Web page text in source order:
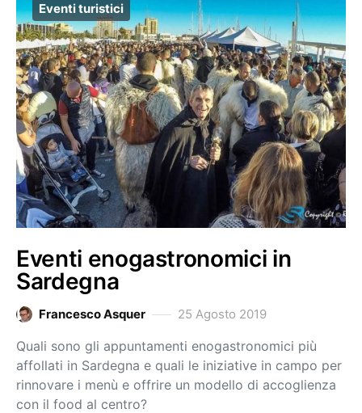
Eventi turistici
Eventi enogastronomici in
Sardegna
Francesco Asquer 25 Agosto 2019
Quali sono gli appuntamenti enogastronomici più
affollati in Sardegna e quali le iniziative in campo per
rinnovare i menù e offrire un modello di accoglienza
con il food al centro?